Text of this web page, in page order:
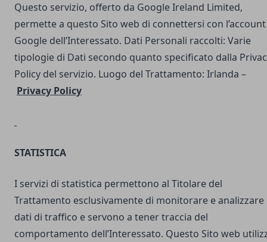
Questo servizio, offerto da Google Ireland Limited,
permette a questo Sito web di connettersi con l’account
Google dell’Interessato. Dati Personali raccolti: Varie
tipologie di Dati secondo quanto specificato dalla
Policy del servizio. Luogo del Trattamento: Irlanda –
Privacy Policy
STATISTICA
I servizi di statistica permettono al Titolare del
Trattamento esclusivamente di monitorare e analizzare
dati di traffico e servono a tener traccia del
comportamento dell’Interessato. Questo Sito web